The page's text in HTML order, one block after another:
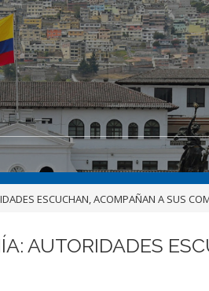
ESCUCHAN, ACOMPAÑAN A SUS
AUTORIDADES